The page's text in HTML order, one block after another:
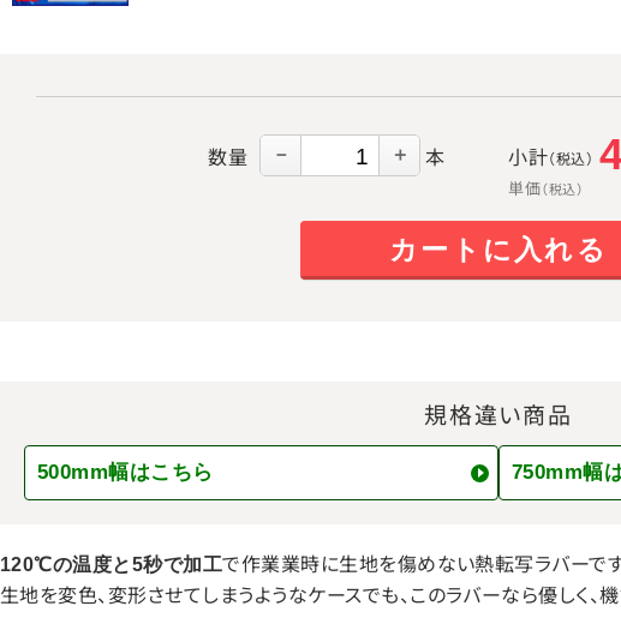
規格違い商品
500mm幅はこちら 750mm幅
120℃の温度と5秒で加工で作業業時に生地を傷めない熱転写ラバーです
生地を変色、変形させてしまうようなケースでも、このラバーなら優しく、
数量 － ＋ 本 小計（税込）
単価（税込）
カートに入れる